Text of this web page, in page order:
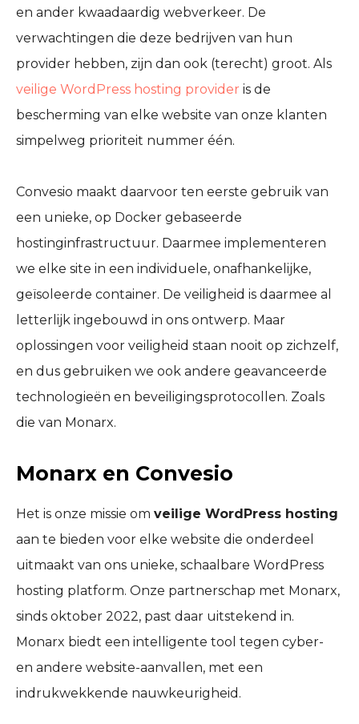
en ander kwaadaardig webverkeer. De
verwachtingen die deze bedrijven van hun
provider hebben, zijn dan ook (terecht) groot. Als
veilige WordPress hosting provider is de
bescherming van elke website van onze klanten
simpelweg prioriteit nummer één.
Convesio maakt daarvoor ten eerste gebruik van
een unieke, op Docker gebaseerde
hostinginfrastructuur. Daarmee implementeren
we elke site in een individuele, onafhankelijke,
geïsoleerde container. De veiligheid is daarmee al
letterlijk ingebouwd in ons ontwerp. Maar
oplossingen voor veiligheid staan nooit op zichzelf,
en dus gebruiken we ook andere geavanceerde
technologieën en beveiligingsprotocollen. Zoals
die van Monarx.
Monarx en Convesio
Het is onze missie om veilige WordPress hosting
aan te bieden voor elke website die onderdeel
uitmaakt van ons unieke, schaalbare WordPress
hosting platform. Onze partnerschap met Monarx,
sinds oktober 2022, past daar uitstekend in.
Monarx biedt een intelligente tool tegen cyber-
en andere website-aanvallen, met een
indrukwekkende nauwkeurigheid.